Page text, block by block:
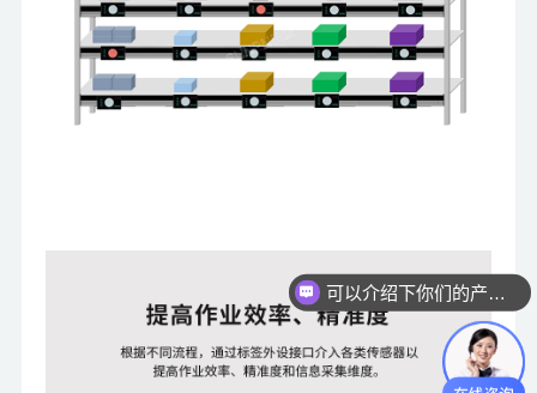
你们是怎么收费的呢？